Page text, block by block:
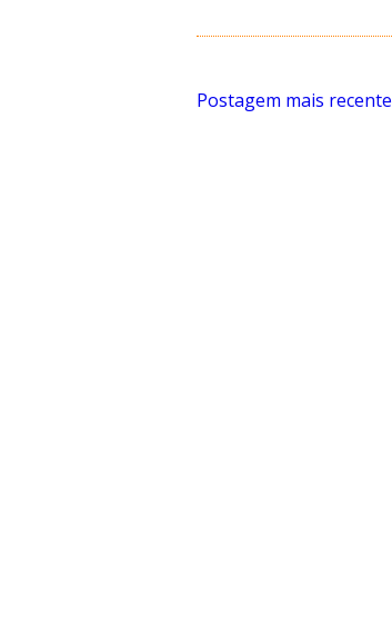
Postagem mais recente